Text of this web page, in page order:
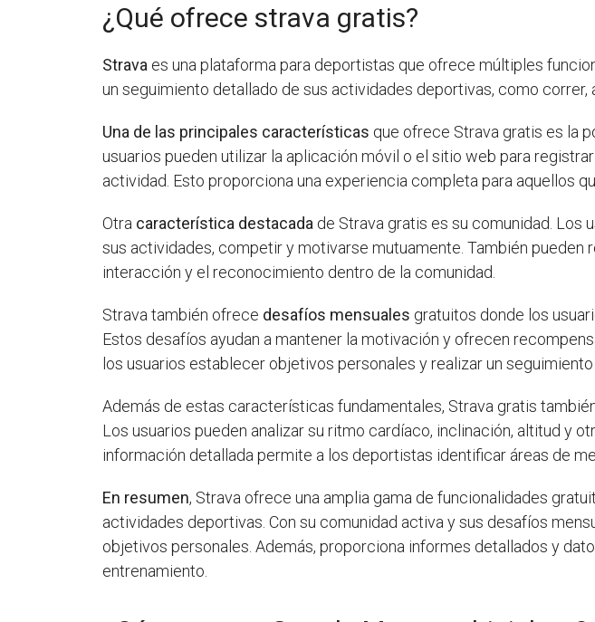
¿Qué ofrece strava gratis?
Strava es una plataforma para deportistas que ofrece múltiples
un seguimiento detallado de sus actividades deportivas, como correr,
Una de las principales características que ofrece Strava gratis es la
usuarios pueden utilizar la aplicación móvil o el sitio web para
actividad. Esto proporciona una experiencia completa para aquellos
Otra característica destacada de Strava gratis es su comunidad. Los
sus actividades, competir y motivarse mutuamente. También
interacción y el reconocimiento dentro de la comunidad.
Strava también ofrece desafíos mensuales gratuitos donde los
Estos desafíos ayudan a mantener la motivación y ofrecen
los usuarios establecer objetivos personales y realizar un
Además de estas características fundamentales, Strava gratis
Los usuarios pueden analizar su ritmo cardíaco, inclinación, altitud y
información detallada permite a los deportistas identificar áreas de
En resumen, Strava ofrece una amplia gama de funcionalidades
actividades deportivas. Con su comunidad activa y sus desafíos
objetivos personales. Además, proporciona informes detallados y
entrenamiento.